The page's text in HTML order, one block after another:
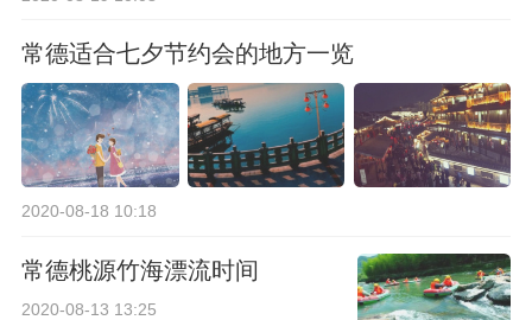
常德适合七夕节约会的地方一览
2020-08-18 10:18
常德桃源竹海漂流时间
2020-08-13 13:25